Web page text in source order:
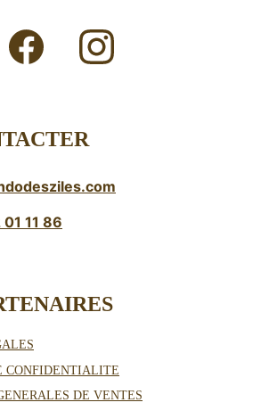
11 86
CONFIDENTIALITE
DE VENTES